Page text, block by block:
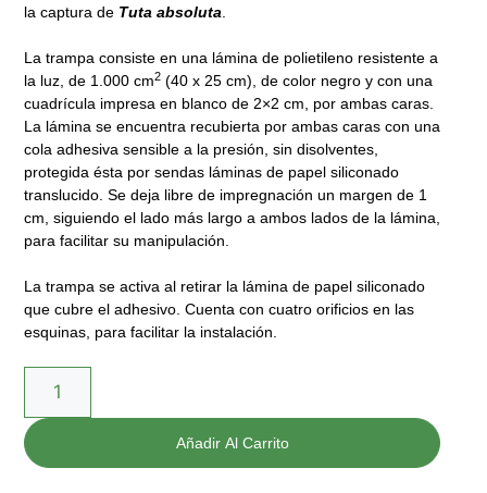
la captura de Tuta absoluta.
La trampa consiste en una lámina de polietileno resistente a
la luz, de 1.000 cm2 (40 x 25 cm), de color negro y con una
cuadrícula impresa en blanco de 2×2 cm, por ambas caras.
La lámina se encuentra recubierta por ambas caras con una
cola adhesiva sensible a la presión, sin disolventes,
protegida ésta por sendas láminas de papel siliconado
translucido. Se deja libre de impregnación un margen de 1
cm, siguiendo el lado más largo a ambos lados de la lámina,
para facilitar su manipulación.
La trampa se activa al retirar la lámina de papel siliconado
que cubre el adhesivo. Cuenta con cuatro orificios en las
esquinas, para facilitar la instalación.
Añadir Al Carrito